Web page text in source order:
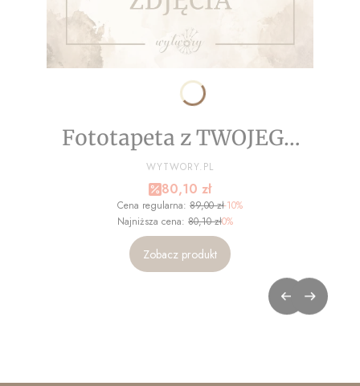
Fototapeta z TWOJEGO
ZDJĘCIA - NA WYMIAR
PRODUCENT
WYTWORY.PL
Cena promocyjna
80,10 zł
Cena regularna: 89,00 zł-10%
Najniższa cena: 80,10 zł0%
Zobacz produkt